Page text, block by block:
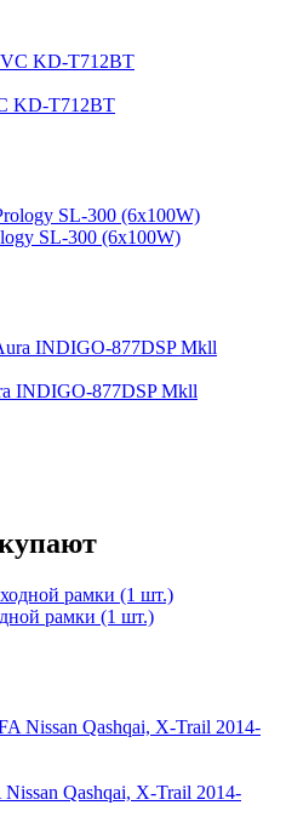
KD-T712BT
SL-300 (6x100W)
INDIGO-877DSP Mkll
рамки (1 шт.)
Qashqai, X-Trail 2014-